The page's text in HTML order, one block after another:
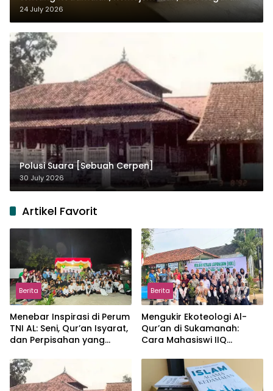
dalam Pemikiran Masykuri Abdillah
24 July 2026
Polusi Suara [Sebuah Cerpen]
30 July 2026
Artikel Favorit
Berita
Menebar Inspirasi di Perum
TNI AL: Seni, Qur’an Isyarat,
dan Perpisahan yang
Berita
Mengukir Ekoteologi Al-
Qur’an di Sukamanah:
Cara Mahasiswi IIQ
Jonggol